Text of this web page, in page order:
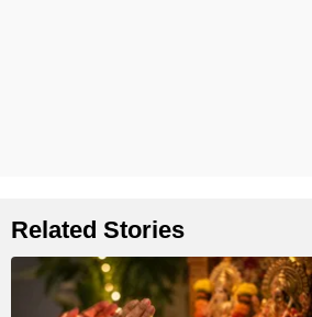
Related Stories